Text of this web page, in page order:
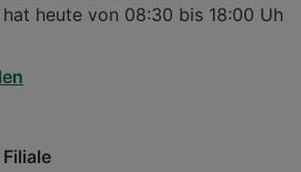
heute von 08:30 bis 18:00 Uh